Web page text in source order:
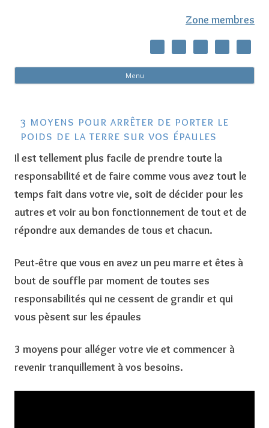
Zone membres
Menu
3 moyens pour arrêter de porter le
poids de la terre sur vos épaules
Il est tellement plus facile de prendre toute la
responsabilité et de faire comme vous avez tout le
temps fait dans votre vie, soit de décider pour les
autres et voir au bon fonctionnement de tout et de
répondre aux demandes de tous et chacun.
Peut-être que vous en avez un peu marre et êtes à
bout de souffle par moment de toutes ses
responsabilités qui ne cessent de grandir et qui
vous pèsent sur les épaules
3 moyens pour alléger votre vie et commencer à
revenir tranquillement à vos besoins.